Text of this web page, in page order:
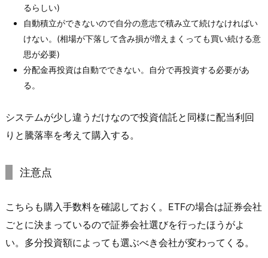
るらしい)
自動積立ができないので自分の意志で積み立て続けなければい
けない。(相場が下落して含み損が増えまくっても買い続ける意
思が必要)
分配金再投資は自動でできない。自分で再投資する必要があ
る。
システムが少し違うだけなので投資信託と同様に配当利回
りと騰落率を考えて購入する。
注意点
こちらも購入手数料を確認しておく。ETFの場合は証券会社
ごとに決まっているので証券会社選びを行ったほうがよ
い。多分投資額によっても選ぶべき会社が変わってくる。